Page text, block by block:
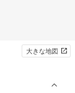
大きな地図